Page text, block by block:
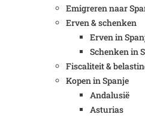
Emigreren naar
Erven & schenken
Erven in
Schenken in
Fiscaliteit &
Kopen in Spanje
Andalusië
Asturias